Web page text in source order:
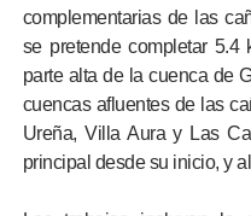
complementarias de las
se pretende completar 5.4
parte alta de la cuenca de
cuencas afluentes de las
Ureña, Villa Aura y Las
principal desde su inicio, y